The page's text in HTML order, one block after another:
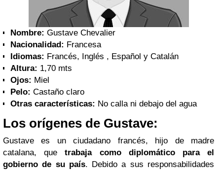
Nombre: Gustave Chevalier
Nacionalidad: Francesa
Idiomas: Francés, Inglés , Español y Catalán
Altura: 1,70 mts
Ojos: Miel
Pelo: Castaño claro
Otras características: No calla ni debajo del agua
Los orígenes de Gustave:
Gustave es un ciudadano francés, hijo de madre
catalana, quetrabaja como diplomático para el
gobierno de su país. Debido a sus responsabilidades